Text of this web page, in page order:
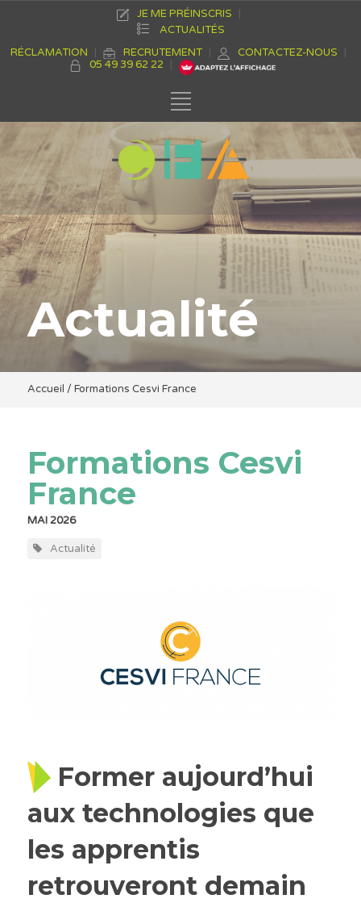
JE ME PRÉINSCRIS
ACTUALITÉS
RÉCLAMATION
RECRUTEMENT
CONTACTEZ-NOUS
05 49 39 62 22
Actualité
Accueil / Formations Cesvi France
Formations Cesvi
France
MAI 2026
Actualité
Former aujourd’hui
aux technologies que
les apprentis
retrouveront demain